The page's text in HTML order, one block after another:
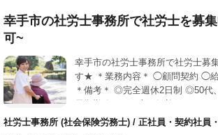
手当は実費支給で、上限なしです。賞与は年2
として安定した収入を得ながら、働きやすい環境
幸手市の社労士事務所で社労士を募
可~
幸手市の社労士事務所で社労士募
す★ ＊業務内容＊ ◯顧問契約 ◯
＊備考＊ ◎完全週休2日制 ◎50代
社労士事務所 (社会保険労務士) / 正社員・契約社員